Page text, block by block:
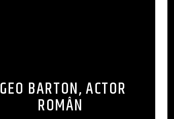
GEO BARTON, ACTOR
ROMÂN